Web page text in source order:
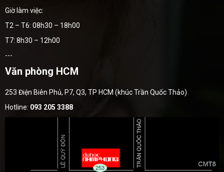
Giờ làm việc:
T2 – T6: 08h30 – 18h00
T7: 8h30 – 12h00
---
Văn phòng HCM
253 Điện Biên Phủ, P7, Q3, TP HCM (khúc Trần Quốc Thảo)
Hotline: 093 205 3388